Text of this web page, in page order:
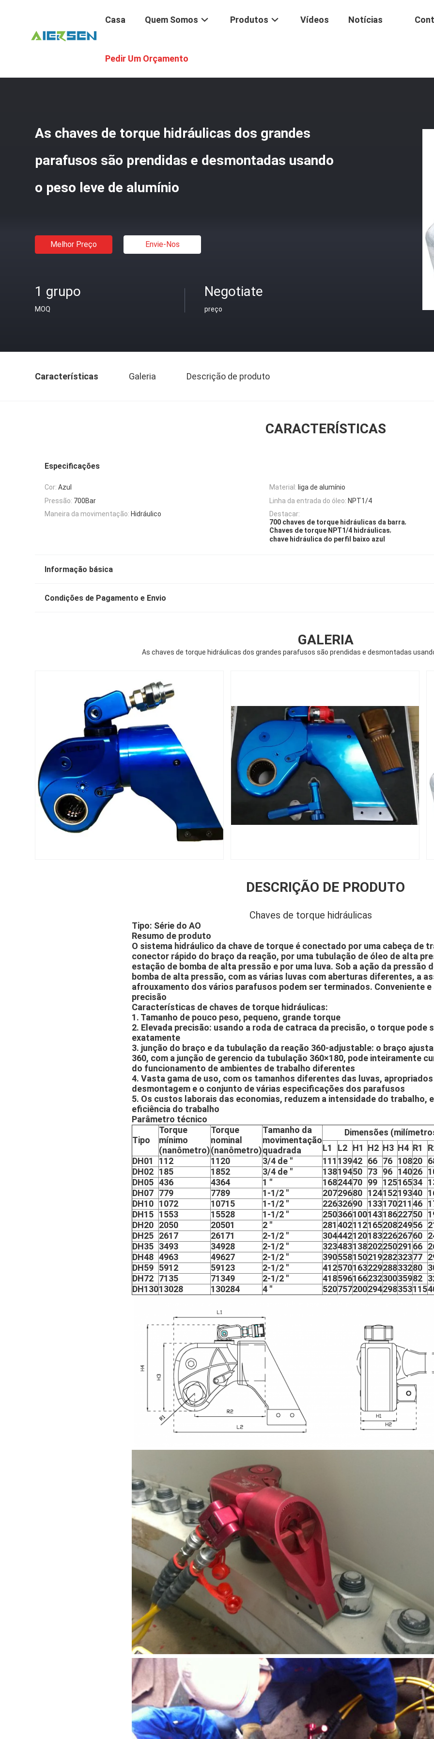
Casa Quem Somos Produtos Vídeos Notícias
Pedir Um Orçamento
As chaves de torque hidráulicas dos grandes
parafusos são prendidas e desmontadas usando
o peso leve de alumínio
Melhor Preço Envie-Nos
1 grupo
MOQ
Negotiate
preço
Características Galeria Descrição de produto
CARACTERÍSTICAS
Especificações
Cor: Azul Material: liga de alumínio
Pressão: 700Bar Linha da entrada do óleo: NPT1/4
Maneira da movimentação: Hidráulico
Destacar:
700 chaves de torque hidráulicas da barra,
Chaves de torque NPT1/4 hidráulicas,
chave hidráulica do perfil baixo azul
Informação básica
Condições de Pagamento e Envio
GALERIA
As chaves de torque hidráulicas dos grandes parafusos são prendidas e desmontadas
DESCRIÇÃO DE PRODUTO
Chaves de torque hidráulicas
Tipo: Série do AO
Resumo de produto
O sistema hidráulico da chave de torque é conectado por uma cabeça de
conector rápido do braço da reação, por uma tubulação de óleo de alta
estação de bomba de alta pressão e por uma luva. Sob a ação da pressão
bomba de alta pressão, com as várias luvas com aberturas diferentes, a
afrouxamento dos vários parafusos podem ser terminados. Conveniente e
precisão
Características de chaves de torque hidráulicas:
1. Tamanho de pouco peso, pequeno, grande torque
2. Elevada precisão: usando a roda de catraca da precisão, o torque pode
exatamente
3. junção do braço e da tubulação da reação 360-adjustable: o braço
360, com a junção de gerencio da tubulação 360×180, pode inteiramente
do funcionamento de ambientes de trabalho diferentes
4. Vasta gama de uso, com os tamanhos diferentes das luvas, apropriados
desmontagem e o conjunto de várias especificações dos parafusos
5. Os custos laborais das economias, reduzem a intensidade do trabalho,
eficiência do trabalho
Parâmetro técnico
Tipo
Torque
mínimo
(nanômetro)
Torque
nominal
(nanômetro)
Tamanho da
movimentação
quadrada
Dimensões
L1 L2 H1 H2 H3 H4 R1
DH01
112 1120 3/4 de ″ 111 13942 66 76 10820
DH02 185 1852 3/4 de ″ 13819450 73 96 14026
DH05 436 4364 1 ″ 16824470 99 12516534
DH07 779 7789 1-1/2 ″ 20729680 12415219340
DH10 1072 10715 1-1/2 ″ 22632690 13317021146
DH15 1553 15528 1-1/2 ″ 25036610014318622750
DH20 2050 20501 2 ″ 28140211216520824956
DH25 2617 26171 2-1/2 ″ 30444212018322626760
DH35 3493 34928 2-1/2 ″ 323483138202250291 66
DH48 4963 49627 2-1/2 ″ 39055815021928232377
DH59 5912 59123 2-1/2 ″ 41257016322928833280
DH72 7135 71349 2-1/2 ″ 41859616623230035982
DH13013028 130284 4 ″ 520757200294298353115